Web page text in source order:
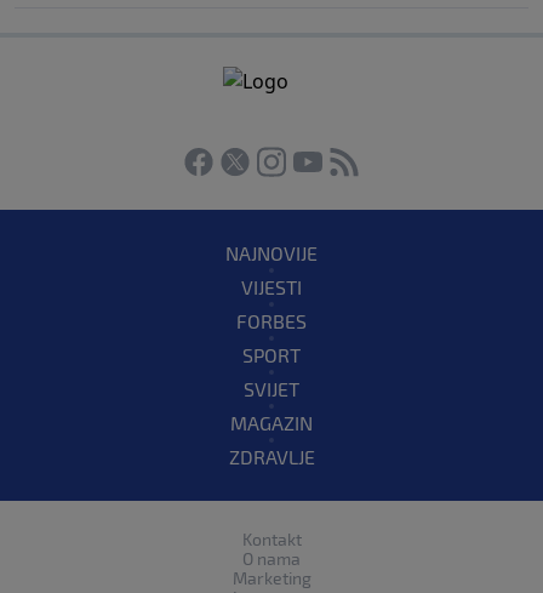
NAJNOVIJE
VIJESTI
FORBES
SPORT
SVIJET
MAGAZIN
ZDRAVLJE
Kontakt
O nama
Marketing